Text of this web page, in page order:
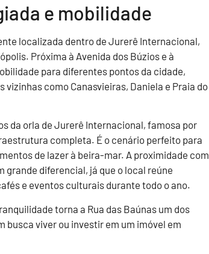
e mobilidade
localizada dentro de Jurerê Internacional,
Próxima à Avenida dos Búzios e à
para diferentes pontos da cidade,
como Canasvieiras, Daniela e Praia do
da orla de Jurerê Internacional, famosa por
completa. É o cenário perfeito para
de lazer à beira-mar. A proximidade com
grande diferencial, já que o local reúne
e eventos culturais durante todo o ano.
torna a Rua das Baúnas um dos
busca viver ou investir em um imóvel em